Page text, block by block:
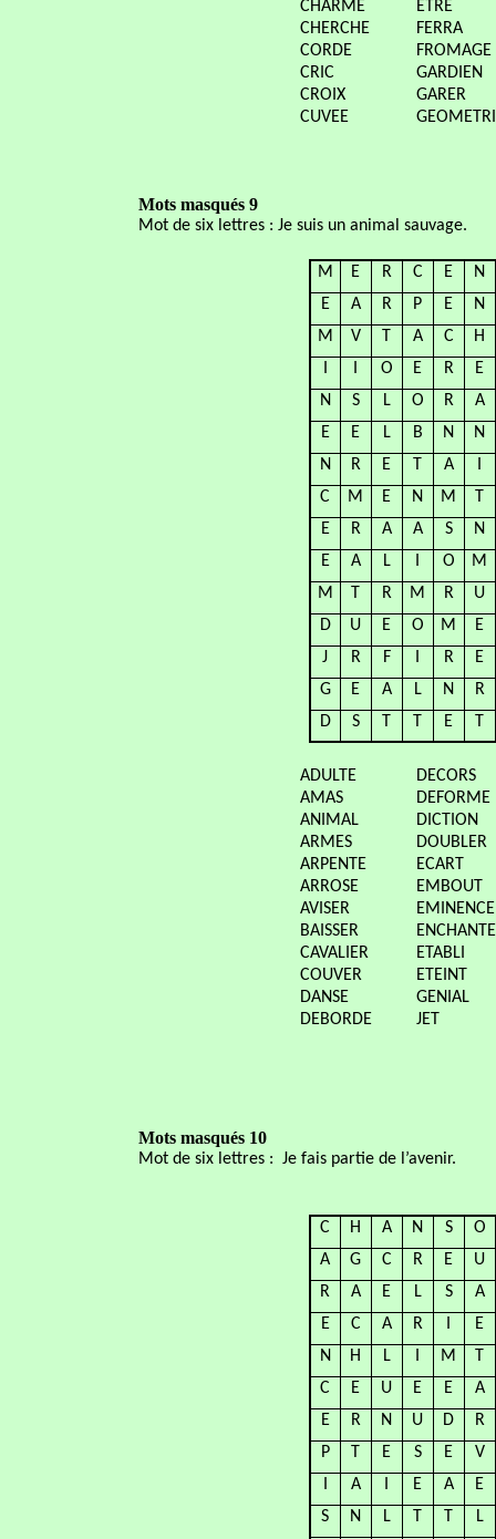
CHARME
CHERCHE
CORDE
CRIC
CROIX
CUVEE
ETRE
FERRA
FROMAGE
GARDIEN
GARER
Mots masqués 9
Mot de six lettres : Je suis un animal sauvage.
M E R C E
N
E
A R P E
N
M
V T A C
H
O E R
E
N
S L O R
A
E
E L B N
N
N
R E T A
C
M E N M
T
E
R A A S
N
E
A L O
M
M
T R M R
U
D
U E O M
E
J
R F R
E
G
E A L N
R
D
S T T E T
ADULTE
AMAS
ANIMAL
ARMES
ARPENTE
ARROSE
AVISER
BAISSER
CAVALIER
COUVER
DANSE
DEBORDE
DECORS
DEFORME
DICTION
DOUBLER
ECART
EMBOUT
EMINENCE
ENCHANTE
ETABLI
ETEINT
GENIAL
JET
Mots masqués 10
Mot de six lettres : Je fais partie de l’avenir.
C H A N S
O
A
G C R E
U
R
A E L S
A
E
C A R
E
N
H L M
T
C
E U E E
A
E
R N U D
R
P
T E S E
V
A E A
E
S
N L T T
L